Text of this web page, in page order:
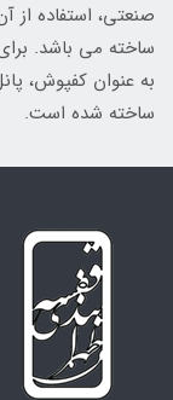
صنعتی، استفاده از
ساخته می باشد.
ساخته شده است.